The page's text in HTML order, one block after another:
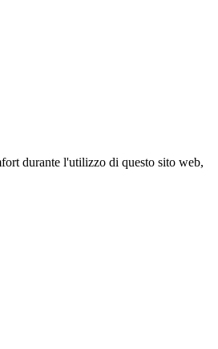
durante l'utilizzo di questo sito web,